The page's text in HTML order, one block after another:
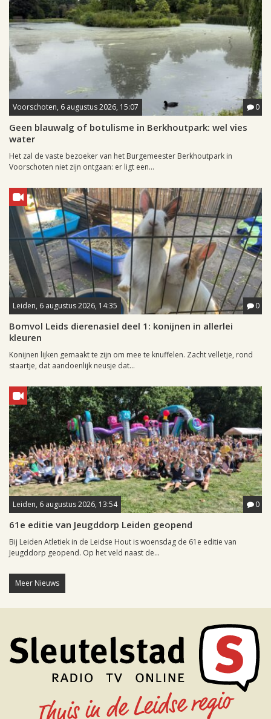
Voorschoten, 6 augustus 2026, 15:07 0
Geen blauwalg of botulisme in Berkhoutpark: wel vies
water
Het zal de vaste bezoeker van het Burgemeester Berkhoutpark in
Voorschoten niet zijn ontgaan: er ligt een...
Leiden, 6 augustus 2026, 14:35 0
Bomvol Leids dierenasiel deel 1: konijnen in allerlei
kleuren
Konijnen lijken gemaakt te zijn om mee te knuffelen. Zacht velletje, rond
staartje, dat aandoenlijk neusje dat...
Leiden, 6 augustus 2026, 13:54 0
61e editie van Jeugddorp Leiden geopend
Bij Leiden Atletiek in de Leidse Hout is woensdag de 61e editie van
Jeugddorp geopend. Op het veld naast de...
Meer Nieuws